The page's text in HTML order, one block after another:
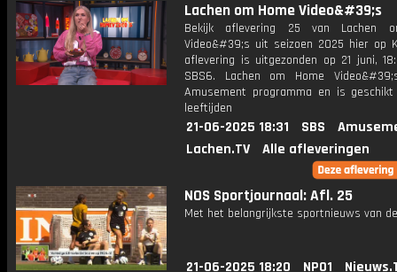
Lachen om Home Video&#39;s
Bekijk aflevering 25 van Lachen
Video&#39;s uit seizoen 2025 hier op
aflevering is uitgezonden op 21 juni,
SBS6. Lachen om Home
Amusement programma en is
leeftijden
21-06-2025 18:31 SBS
Lachen.TV
Alle afleveringen
NOS Sportjournaal: Afl. 25
Met het belangrijkste sportnieuws van
21-06-2025 18:20 NPO1